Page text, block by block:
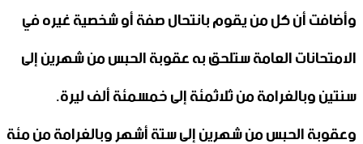
وأضافت أن كل من يقوم بانتحال صفة أو شخصية غيره في
الامتحانات العامة ستلحق به عقوبة الحبس من شهرين إلى
سنتين وبالغرامة من ثلاثمئة إلى خمسمئة ألف ليرة.
وعقوبة الحبس من شهرين إلى ستة أشهر وبالغرامة من مئة